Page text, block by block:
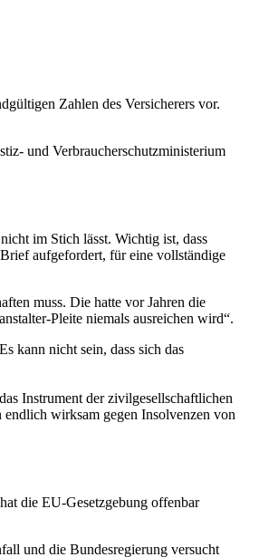
Zahlen des Versicherers vor.
und Verbraucherschutzministerium
im Stich lässt. Wichtig ist, dass
aufgefordert, für eine vollständige
muss. Die hatte vor Jahren die
Pleite niemals ausreichen wird“.
kann nicht sein, dass sich das
Instrument der zivilgesellschaftlichen
wirksam gegen Insolvenzen von
die EU-Gesetzgebung offenbar
und die Bundesregierung versucht